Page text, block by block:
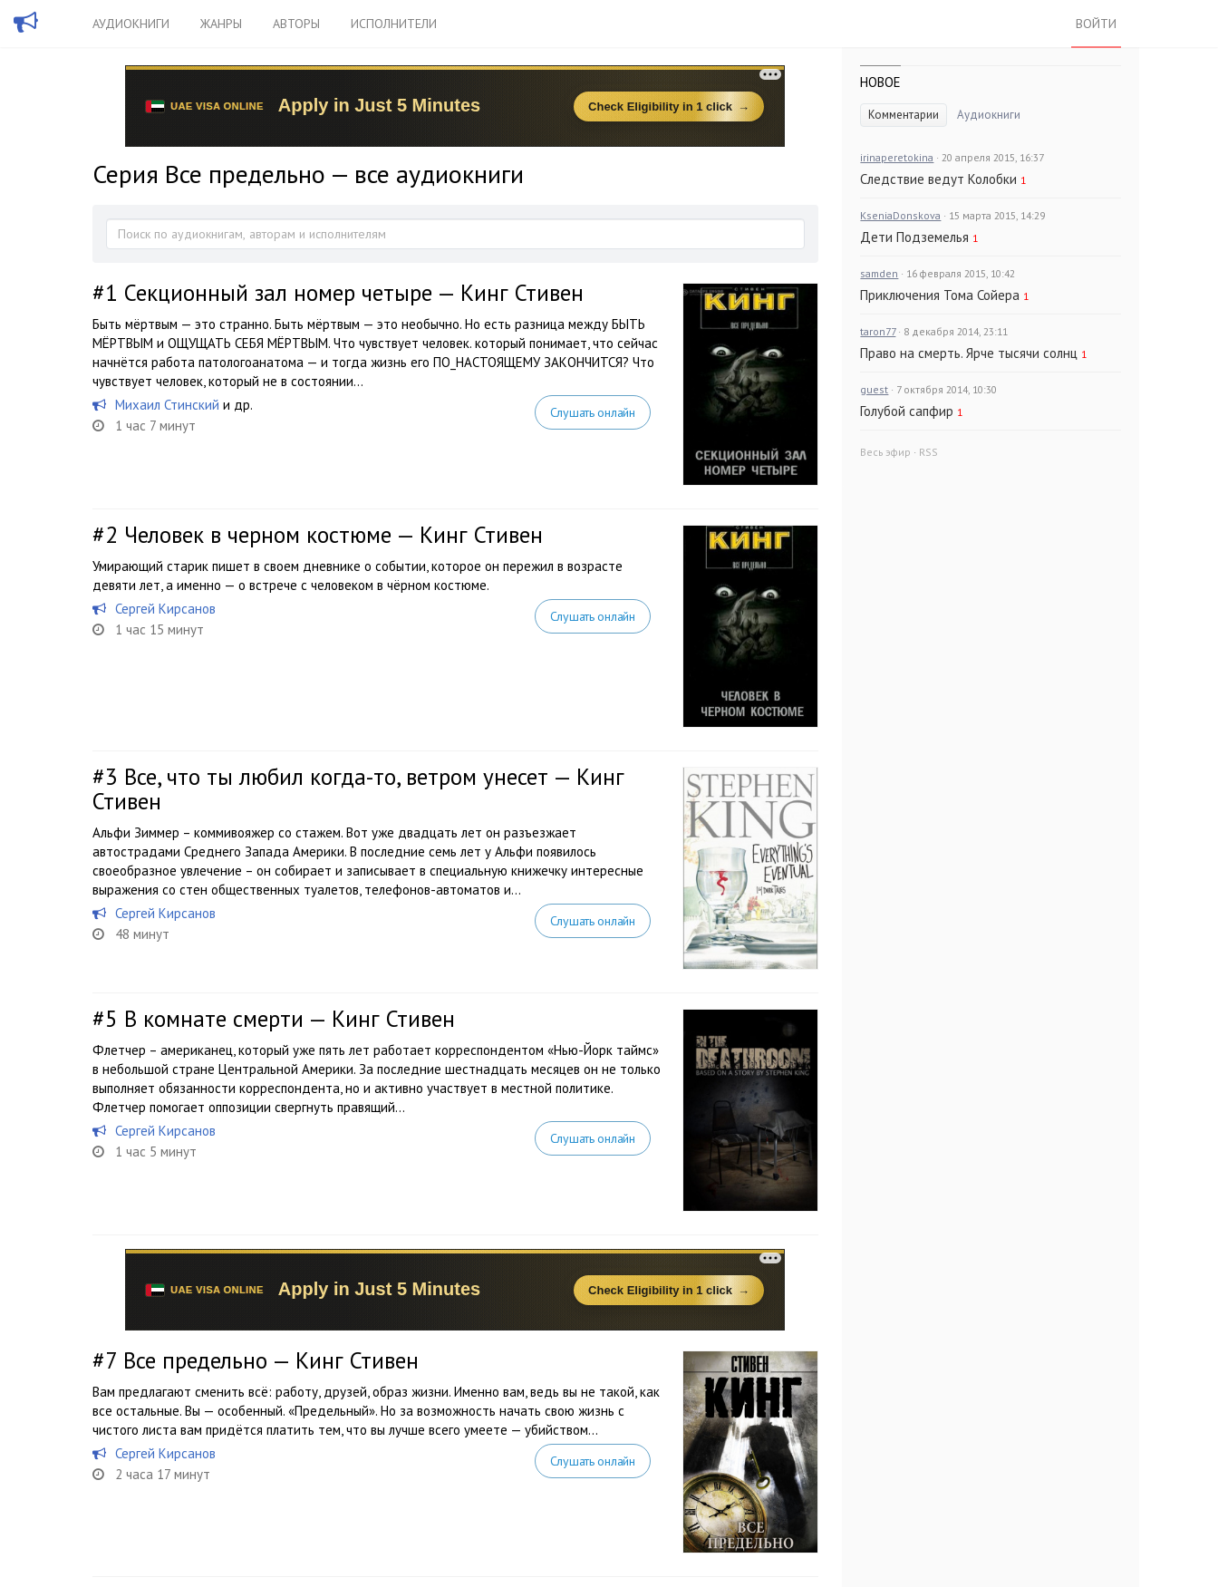
АУДИОКНИГИ ЖАНРЫ АВТОРЫ ИСПОЛНИТЕЛИ ВОЙТИ
Серия Все предельно — все аудиокниги
#1 Секционный зал номер четыре — Кинг Стивен
Быть мёртвым — это странно. Быть мёртвым — это необычно. Но есть разница между БЫТЬ
МЁРТВЫМ и ОЩУЩАТЬ СЕБЯ МЁРТВЫМ. Что чувствует человек. который понимает, что сейчас
начнётся работа патологоанатома — и тогда жизнь его ПО_НАСТОЯЩЕМУ ЗАКОНЧИТСЯ? Что
чувствует человек, который не в состоянии...
Михаил Стинский и др.
1 час 7 минут
Слушать онлайн
#2 Человек в черном костюме — Кинг Стивен
Умирающий старик пишет в своем дневнике о событии, которое он пережил в возрасте
девяти лет, а именно — о встрече с человеком в чёрном костюме.
Сергей Кирсанов
1 час 15 минут
Слушать онлайн
#3 Все, что ты любил когда-то, ветром унесет — Кинг
Стивен
Альфи Зиммер – коммивояжер со стажем. Вот уже двадцать лет он разъезжает
автострадами Среднего Запада Америки. В последние семь лет у Альфи появилось
своеобразное увлечение – он собирает и записывает в специальную книжечку интересные
выражения со стен общественных туалетов, телефонов-автоматов и...
Сергей Кирсанов
48 минут
Слушать онлайн
#5 В комнате смерти — Кинг Стивен
Флетчер – американец, который уже пять лет работает корреспондентом «Нью-Йорк таймс»
в небольшой стране Центральной Америки. За последние шестнадцать месяцев он не только
выполняет обязанности корреспондента, но и активно участвует в местной политике.
Флетчер помогает оппозиции свергнуть правящий...
Сергей Кирсанов
1 час 5 минут
Слушать онлайн
#7 Все предельно — Кинг Стивен
Вам предлагают сменить всё: работу, друзей, образ жизни. Именно вам, ведь вы не такой, как
все остальные. Вы — особенный. «Предельный». Но за возможность начать свою жизнь с
чистого листа вам придётся платить тем, что вы лучше всего умеете — убийством…
Сергей Кирсанов
2 часа 17 минут
Слушать онлайн
НОВОЕ
Комментарии Аудиокниги
irinaperetokina · 20 апреля 2015, 16:37
Следствие ведут Колобки 1
KseniaDonskova · 15 марта 2015, 14:29
Дети Подземелья 1
samden · 16 февраля 2015, 10:42
Приключения Тома Сойера 1
taron77 · 8 декабря 2014, 23:11
Право на смерть. Ярче тысячи солнц 1
guest · 7 октября 2014, 10:30
Голубой сапфир 1
Весь эфир · RSS